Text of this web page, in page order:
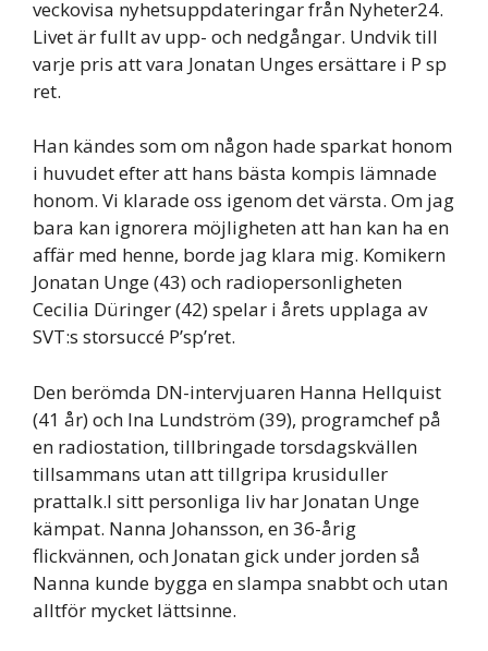
veckovisa nyhetsuppdateringar från Nyheter24.
Livet är fullt av upp- och nedgångar. Undvik till
varje pris att vara Jonatan Unges ersättare i P sp
ret.
Han kändes som om någon hade sparkat honom
i huvudet efter att hans bästa kompis lämnade
honom. Vi klarade oss igenom det värsta. Om jag
bara kan ignorera möjligheten att han kan ha en
affär med henne, borde jag klara mig. Komikern
Jonatan Unge (43) och radiopersonligheten
Cecilia Düringer (42) spelar i årets upplaga av
SVT:s storsuccé P’sp’ret.
Den berömda DN-intervjuaren Hanna Hellquist
(41 år) och Ina Lundström (39), programchef på
en radiostation, tillbringade torsdagskvällen
tillsammans utan att tillgripa krusiduller
prattalk.I sitt personliga liv har Jonatan Unge
kämpat. Nanna Johansson, en 36-årig
flickvännen, och Jonatan gick under jorden så
Nanna kunde bygga en slampa snabbt och utan
alltför mycket lättsinne.